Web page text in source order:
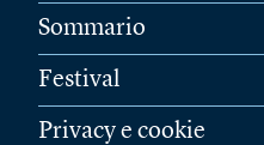
Sommario
Festival
Privacy e cookie